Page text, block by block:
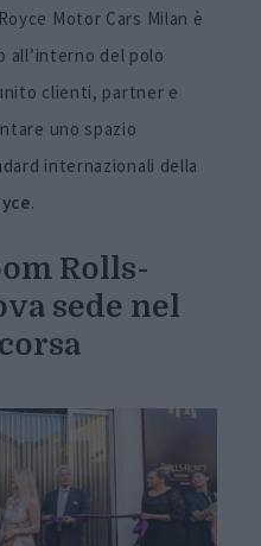
Motor Cars Milan è
all’interno del polo
clienti, partner e
uno spazio
internazionali della
.
Rolls-
sede nel